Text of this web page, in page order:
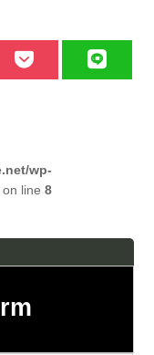
wp-
on line8